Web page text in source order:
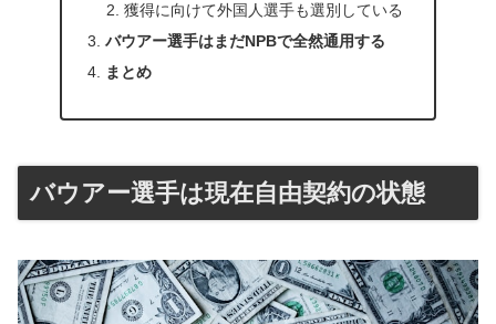
獲得に向けて外国人選手も選別している
バウアー選手はまだNPBで全然通用する
まとめ
バウアー選手は現在自由契約の状態